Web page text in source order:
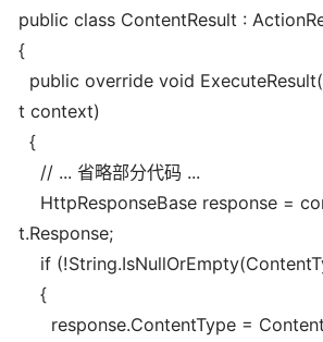
public class ContentResult :
{
public override void
t context)
{
// ... 省略部分代码 ...
HttpResponseBase response =
t.Response;
if
{
response.ContentType =